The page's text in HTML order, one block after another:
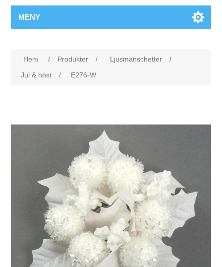
MENY
Hem / Produkter / Ljusmanschetter
/
Jul & höst
/ E276-W